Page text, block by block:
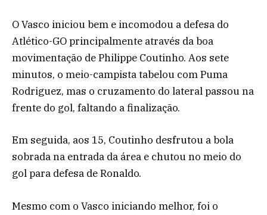
O Vasco iniciou bem e incomodou a defesa do
Atlético-GO principalmente através da boa
movimentação de Philippe Coutinho. Aos sete
minutos, o meio-campista tabelou com Puma
Rodriguez, mas o cruzamento do lateral passou na
frente do gol, faltando a finalização.
Em seguida, aos 15, Coutinho desfrutou a bola
sobrada na entrada da área e chutou no meio do
gol para defesa de Ronaldo.
Mesmo com o Vasco iniciando melhor, foi o